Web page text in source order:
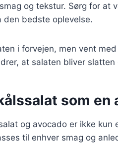
og tekstur. Sørg for at
den bedste oplevelse.
i forvejen, men vent
at salaten bliver
som en
og avocado er ikke kun
til enhver smag og